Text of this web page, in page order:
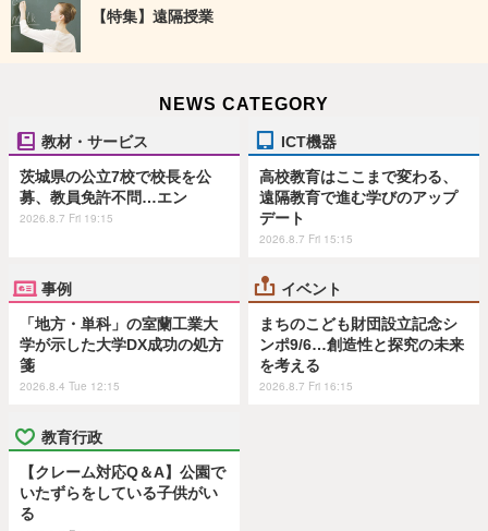
【特集】遠隔授業
NEWS CATEGORY
教材・サービス
茨城県の公立7校で校長を公
募、教員免許不問…エン
2026.8.7 Fri 19:15
ICT機器
高校教育はここまで変わる、
遠隔教育で進む学びのアップ
デート
2026.8.7 Fri 15:15
事例
「地方・単科」の室蘭工業大
学が示した大学DX成功の処方
箋
2026.8.4 Tue 12:15
イベント
まちのこども財団設立記念シ
ンポ9/6…創造性と探究の未来
を考える
2026.8.7 Fri 16:15
教育行政
【クレーム対応Q＆A】公園で
いたずらをしている子供がい
る